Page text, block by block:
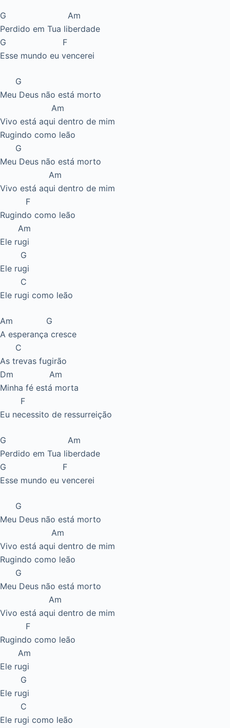
G Am
Perdido em Tua liberdade
G F
Esse mundo eu vencerei
G
Meu Deus não está morto
Am
Vivo está aqui dentro de mim
Rugindo como leão
G
Meu Deus não está morto
Am
Vivo está aqui dentro de mim
F
Rugindo como leão
Am
Ele rugi
G
Ele rugi
C
Ele rugi como leão
Am G
A esperança cresce
C
As trevas fugirão
Dm Am
Minha fé está morta
F
Eu necessito de ressurreição
G Am
Perdido em Tua liberdade
G F
Esse mundo eu vencerei
G
Meu Deus não está morto
Am
Vivo está aqui dentro de mim
Rugindo como leão
G
Meu Deus não está morto
Am
Vivo está aqui dentro de mim
F
Rugindo como leão
Am
Ele rugi
G
Ele rugi
C
Ele rugi como leão